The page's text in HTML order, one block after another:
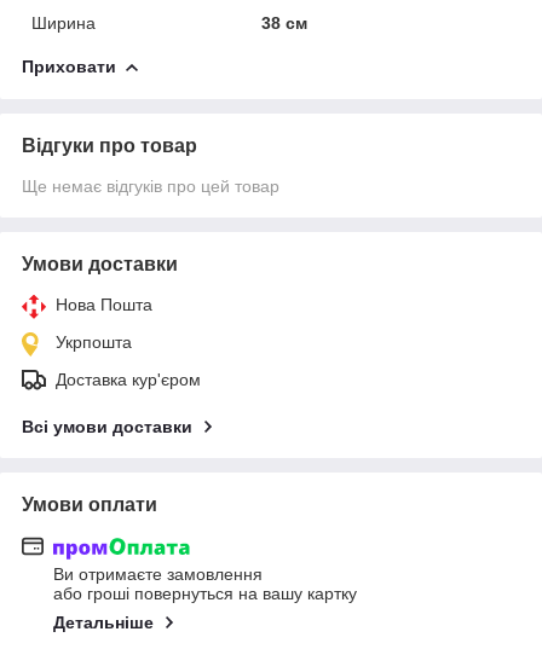
Ширина
38 см
Приховати
Відгуки про товар
Ще немає відгуків про цей товар
Умови доставки
Нова Пошта
Укрпошта
Доставка кур'єром
Всі умови доставки
Умови оплати
Ви отримаєте замовлення
або гроші повернуться на вашу картку
Детальніше